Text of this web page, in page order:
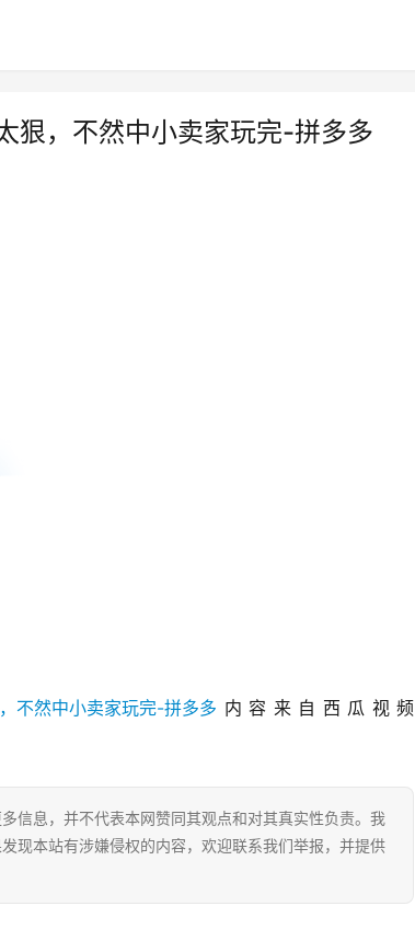
狠，不然中小卖家玩完-拼多多
内容来自西瓜视频
信息，并不代表本网赞同其观点和对其真实性负责。我
现本站有涉嫌侵权的内容，欢迎联系我们举报，并提供